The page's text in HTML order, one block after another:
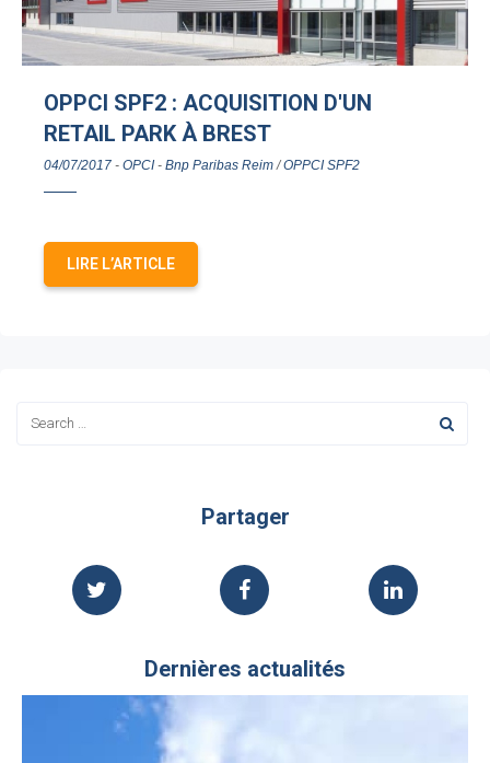
OPPCI SPF2 : ACQUISITION D'UN
RETAIL PARK À BREST
04/07/2017 - OPCI- Bnp Paribas Reim /OPPCI SPF2
LIRE L’ARTICLE
Partager
Dernières actualités